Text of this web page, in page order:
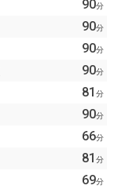
90分
90分
90分
90分
81 分
90分
66分
81 分
69分